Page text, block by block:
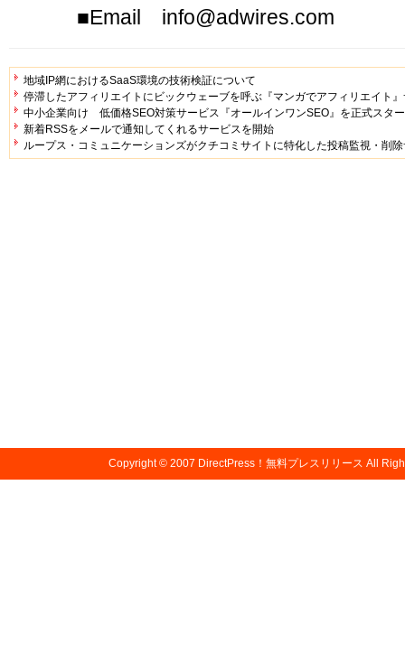
■Email info@adwires.com
地域IP網におけるSaaS環境の技術検証について
停滞したアフィリエイトにビックウェーブを呼ぶ『マンガでアフィリエイト
中小企業向け 低価格SEO対策サービス『オールインワンSEO』を正式スタ
新着RSSをメールで通知してくれるサービスを開始
ループス・コミュニケーションズがクチコミサイトに特化した投稿監視・削
Copyright © 2007 DirectPress！無料プレスリリース All